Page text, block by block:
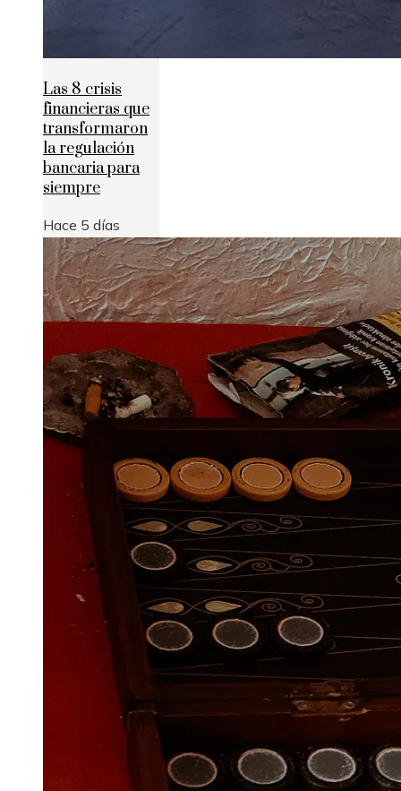
Las 8 crisis
financieras que
transformaron
la regulación
bancaria para
siempre
Hace 5 días